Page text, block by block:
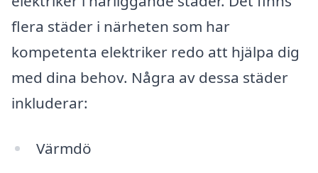
flera städer i närheten som har
kompetenta elektriker redo att hjälpa dig
med dina behov. Några av dessa städer
inkluderar:
Värmdö